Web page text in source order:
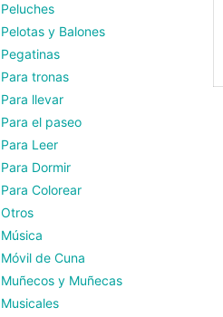
Peluches
Pelotas y Balones
Pegatinas
Para tronas
Para llevar
Para el paseo
Para Leer
Para Dormir
Para Colorear
Otros
Música
Móvil de Cuna
Muñecos y Muñecas
Musicales